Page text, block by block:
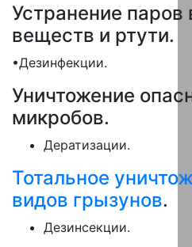
Устранение паров
веществ и ртути.
•Дезинфекции.
Уничтожение
микробов.
Дератизации.
Тотальное
видов грызунов.
Дезинсекции.